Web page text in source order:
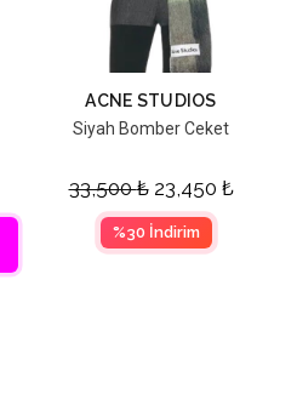
ACNE STUDIOS
Siyah Bomber Ceket
33,500₺ 23,450 ₺
%30 İndirim